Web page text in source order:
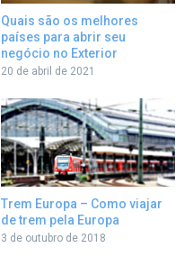
Quais são os melhores
países para abrir seu
negócio no Exterior
20 de abril de 2021
Trem Europa – Como viajar
de trem pela Europa
3 de outubro de 2018